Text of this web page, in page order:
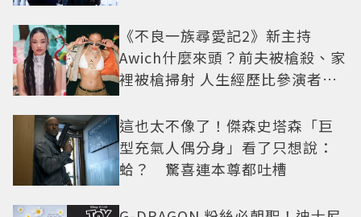
《不良一族尋愛記2》新主持
Awich什麼來頭？前夫被槍殺、家
裡被槍掃射 人生經歷比參演者還
這也太不像了！傑森史塔森「巨
型充氣人偶分身」看了只想說：
蛤？ 驚喜連本尊都吐槽